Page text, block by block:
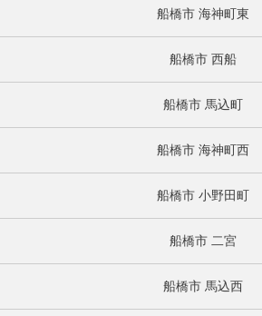
船橋市 海神町東
船橋市 西船
船橋市 馬込町
船橋市 海神町西
船橋市 小野田町
船橋市 二宮
船橋市 馬込西